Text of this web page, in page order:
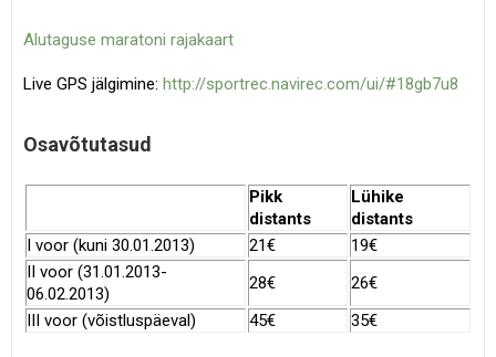
Alutaguse maratoni rajakaart
Live GPS jälgimine: http://sportrec.navirec.com/ui/#18gb7u8
Osavõtutasud
Pikk
distants
Lühike
distants
I voor (kuni 30.01.2013)
21€
19€
II voor (31.01.2013-
06.02.2013)
28€
26€
III voor (võistluspäeval)
45€ 35€